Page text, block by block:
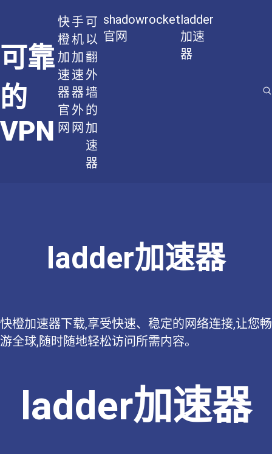
可靠
的
VPN
快
橙
加
速
器
官
网
手
机
加
速
器
外
网
可
以
翻
外
墙
的
加
速
器
shadowrocket
官网
ladder
加速
器
ladder加速器
快橙加速器下载,享受快速、稳定的网络连接,让您畅
游全球,随时随地轻松访问所需内容。
ladder加速器